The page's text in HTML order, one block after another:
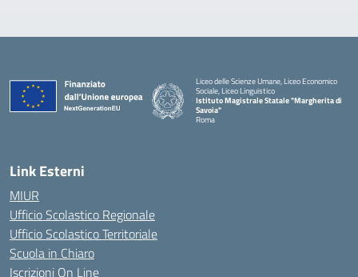
Liceo delle Scienze Umane, Liceo Economico
Sociale, Liceo Linguistico
Istituto Magistrale Statale "Margherita di
Savoia"
Roma
Link Esterni
MIUR
Ufficio Scolastico Regionale
Ufficio Scolastico Territoriale
Scuola in Chiaro
Iscrizioni On Line